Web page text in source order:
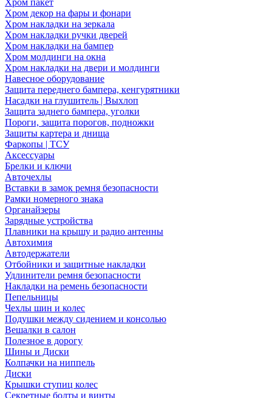
Хром пакет
Хром декор на фары и фонари
Хром накладки на зеркала
Хром накладки ручки дверей
Хром накладки на бампер
Хром молдинги на окна
Хром накладки на двери и молдинги
Навесное оборудование
Защита переднего бампера, кенгурятники
Насадки на глушитель | Выхлоп
Защита заднего бампера, уголки
Пороги, защита порогов, подножки
Защиты картера и днища
Фаркопы | ТСУ
Аксессуары
Брелки и ключи
Авточехлы
Вставки в замок ремня безопасности
Рамки номерного знака
Органайзеры
Зарядные устройства
Плавники на крышу и радио антенны
Автохимия
Автодержатели
Отбойники и защитные накладки
Удлинители ремня безопасности
Накладки на ремень безопасности
Пепельницы
Чехлы шин и колес
Подушки между сидением и консолью
Вешалки в салон
Полезное в дорогу
Шины и Диски
Колпачки на ниппель
Диски
Крышки ступиц колес
Секретные болты и винты